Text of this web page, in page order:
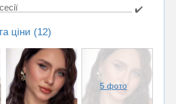
✔️
ціни (12)
5 фото